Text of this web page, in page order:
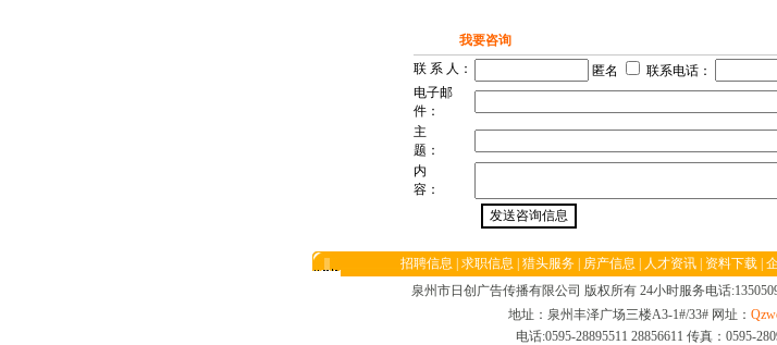
我要咨询
联 系 人：
匿名
联系电话：
电子邮
件：
主
题：
内
容：
招聘信息 求职信息 猎头服务 房产信息 人才资讯 资料下载
泉州市日创广告传播有限公司 版权所有 24小时服务电话
地址：泉州丰泽广场三楼A3-1#/33# 网址：
电话:0595-28895511 28856611 传真：0595-